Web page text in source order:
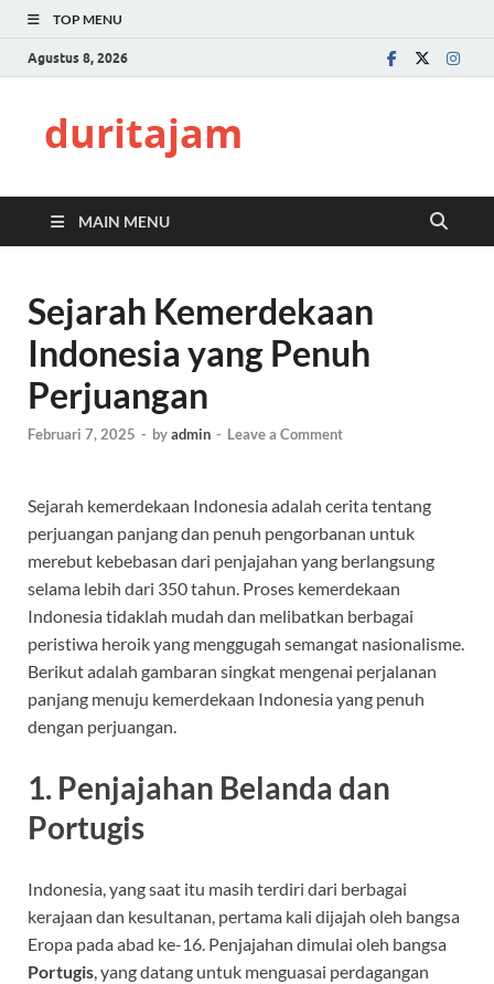
TOP MENU
Agustus 8, 2026
duritajam
MAIN MENU
Sejarah Kemerdekaan
Indonesia yang Penuh
Perjuangan
Februari 7, 2025 - byadmin - Leave a Comment
Sejarah kemerdekaan Indonesia adalah cerita tentang
perjuangan panjang dan penuh pengorbanan untuk
merebut kebebasan dari penjajahan yang berlangsung
selama lebih dari 350 tahun. Proses kemerdekaan
Indonesia tidaklah mudah dan melibatkan berbagai
peristiwa heroik yang menggugah semangat nasionalisme.
Berikut adalah gambaran singkat mengenai perjalanan
panjang menuju kemerdekaan Indonesia yang penuh
dengan perjuangan.
1. Penjajahan Belanda dan
Portugis
Indonesia, yang saat itu masih terdiri dari berbagai
kerajaan dan kesultanan, pertama kali dijajah oleh bangsa
Eropa pada abad ke-16. Penjajahan dimulai oleh bangsa
Portugis, yang datang untuk menguasai perdagangan